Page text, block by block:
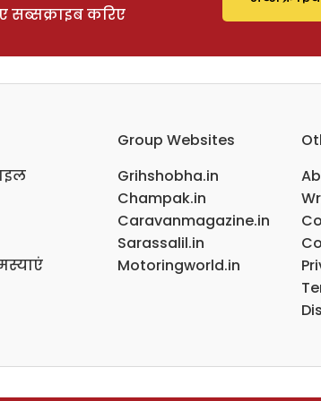
सब्सक्राइब करिए
Group Websites
Grihshobha.in
Champak.in
Caravanmagazine.in
Sarassalil.in
Motoringworld.in